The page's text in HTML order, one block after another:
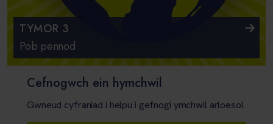
TYMOR 3
Pob pennod
Cefnogwch ein hymchwil
Gwneud cyfraniad i helpu i gefnogi ymchwil arloesol